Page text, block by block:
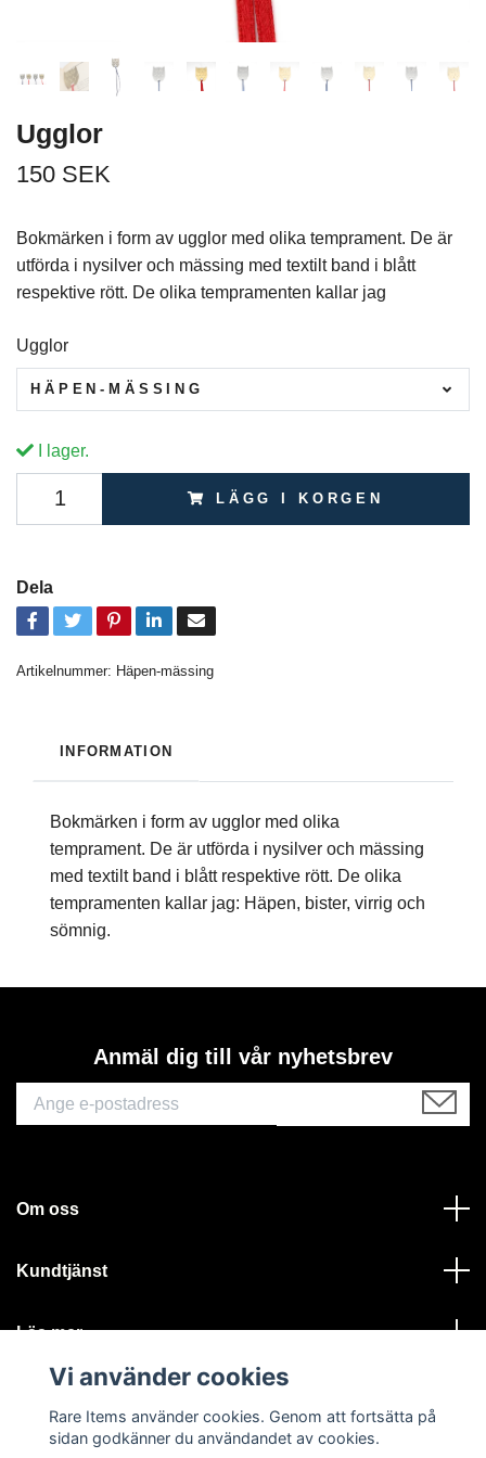
Ugglor
150 SEK
Bokmärken i form av ugglor med olika temprament. De är
utförda i nysilver och mässing med textilt band i blått
respektive rött. De olika tempramenten kallar jag
Ugglor
HÄPEN-MÄSSING
I lager.
LÄGG I KORGEN
Dela
Artikelnummer: Häpen-mässing
INFORMATION
Bokmärken i form av ugglor med olika
temprament. De är utförda i nysilver och mässing
med textilt band i blått respektive rött. De olika
tempramenten kallar jag: Häpen, bister, virrig och
sömnig.
Anmäl dig till vår nyhetsbrev
Om oss
Kundtjänst
Läs mer
Vi använder cookies
Rare Items använder cookies. Genom att fortsätta på
sidan godkänner du användandet av cookies.